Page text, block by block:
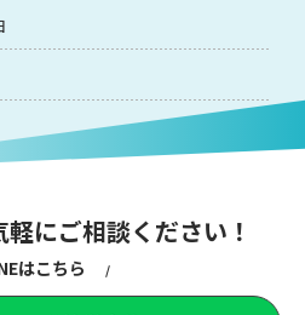
にご相談ください！
はこちら